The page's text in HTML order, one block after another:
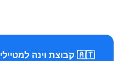
🇦🇹 קבוצת וינה למטיילים